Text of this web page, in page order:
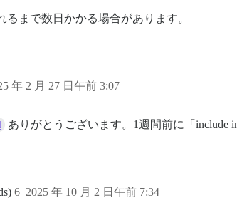
るまで数日かかる場合があります。
年 2 月 27 日午前 3:07
ありがとうございます。1週間前に「include
2025 年 10 月 2 日午前 7:34
6